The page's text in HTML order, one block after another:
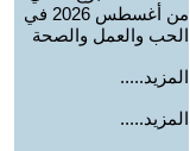
من أغسطس 2026 في
الحب والعمل والصحة
المزيد.....
المزيد.....